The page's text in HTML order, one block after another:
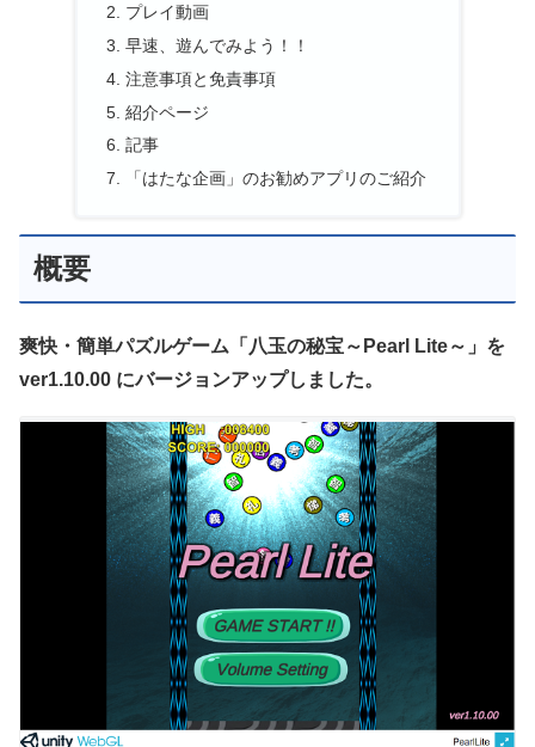
プレイ動画
早速、遊んでみよう！！
注意事項と免責事項
紹介ページ
記事
「はたな企画」のお勧めアプリのご紹介
概要
爽快・簡単パズルゲーム「八玉の秘宝～Pearl Lite～」を
ver1.10.00 にバージョンアップしました。